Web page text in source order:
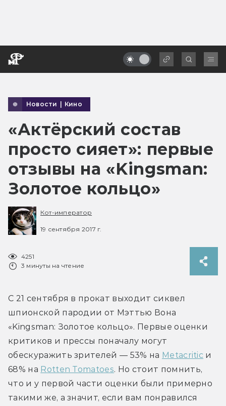
Новости | Кино
«Актёрский состав
просто сияет»: первые
отзывы на «Kingsman:
Золотое кольцо»
Кот-император
19 сентября 2017 г.
4251
3 минуты на чтение
С 21 сентября в прокат выходит сиквел
шпионской пародии от Мэттью Вона
«Kingsman: Золотое кольцо». Первые оценки
критиков и прессы поначалу могут
обескуражить зрителей — 53% на Metacritic и
68% на Rotten Tomatoes. Но стоит помнить,
что и у первой части оценки были примерно
такими же, а значит, если вам понравился